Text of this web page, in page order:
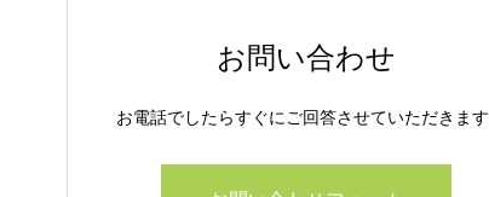
お問い合わせ
お電話でしたらすぐにご回答させていただきます